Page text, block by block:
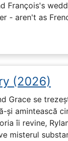
François's
- aren't as
(2026)
Grace se
și amintească
îi revine,
misterul